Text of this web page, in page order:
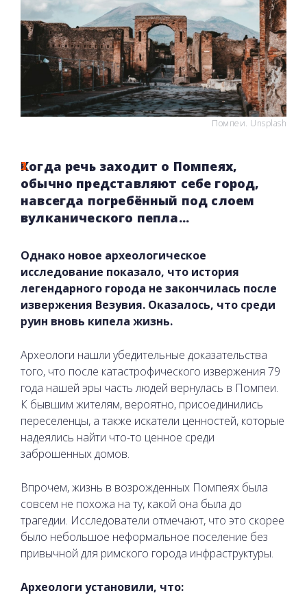
Помпеи. Unsplash
Когда речь заходит о Помпеях,
обычно представляют себе город,
навсегда погребённый под слоем
вулканического пепла...
Однако новое археологическое
исследование показало, что история
легендарного города не закончилась после
извержения Везувия. Оказалось, что среди
руин вновь кипела жизнь.
Археологи нашли убедительные доказательства
того, что после катастрофического извержения 79
года нашей эры часть людей вернулась в Помпеи.
К бывшим жителям, вероятно, присоединились
переселенцы, а также искатели ценностей, которые
надеялись найти что-то ценное среди
заброшенных домов.
Впрочем, жизнь в возрожденных Помпеях была
совсем не похожа на ту, какой она была до
трагедии. Исследователи отмечают, что это скорее
было небольшое неформальное поселение без
привычной для римского города инфраструктуры.
Археологи установили, что: